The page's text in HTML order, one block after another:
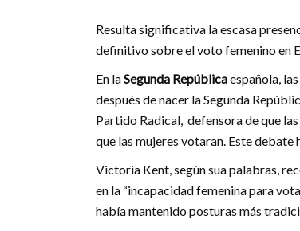
Resulta significativa la escasa
definitivo sobre el voto femenino en
En laSegunda Repúblicaespañola,
después de nacer la Segunda
Partido Radical, defensora de que
que las mujeres votaran. Este debate
Victoria Kent, según sua palabras,
en la “incapacidad femenina para
había mantenido posturas más